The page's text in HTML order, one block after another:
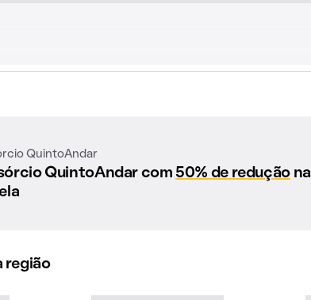
QuintoAndar
QuintoAndar com 50% de reduçãona
região